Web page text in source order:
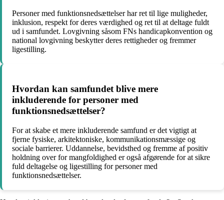
Personer med funktionsnedsættelser har ret til lige muligheder,
inklusion, respekt for deres værdighed og ret til at deltage fuldt
ud i samfundet. Lovgivning såsom FNs handicapkonvention og
national lovgivning beskytter deres rettigheder og fremmer
ligestilling.
Hvordan kan samfundet blive mere
inkluderende for personer med
funktionsnedsættelser?
For at skabe et mere inkluderende samfund er det vigtigt at
fjerne fysiske, arkitektoniske, kommunikationsmæssige og
sociale barrierer. Uddannelse, bevidsthed og fremme af positiv
holdning over for mangfoldighed er også afgørende for at sikre
fuld deltagelse og ligestilling for personer med
funktionsnedsættelser.